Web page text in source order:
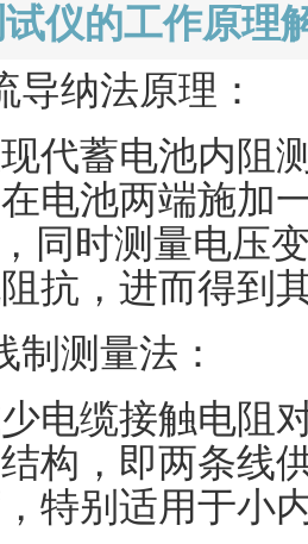
仪的工作原理
纳法原理：
蓄电池内阻测
电池两端施加
同时测量电压
抗，进而得到
测量法：
缆接触电阻对
构，即两条线
特别适用于小